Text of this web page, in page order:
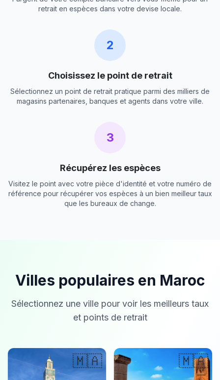
retrait en espèces dans votre devise locale.
2
Choisissez le point de retrait
Sélectionnez un point de retrait pratique parmi des milliers de
magasins partenaires, banques et agents dans votre ville.
3
Récupérez les espèces
Visitez le point avec votre pièce d'identité et votre numéro de
référence pour récupérer vos espèces à un bien meilleur taux
que les bureaux de change.
Villes populaires en Maroc
Sélectionnez une ville pour voir les meilleurs taux
et points de retrait
🇲🇦 🇲🇦